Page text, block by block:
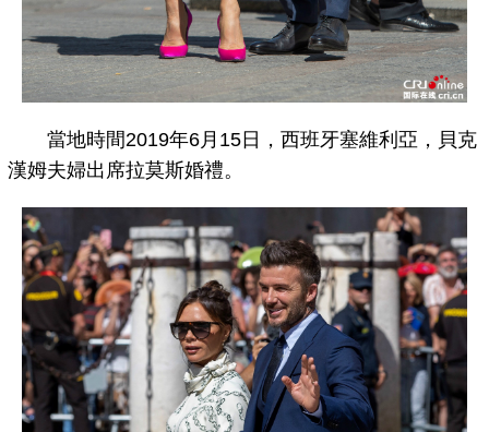
當地時間2019年6月15日，西班牙塞維利亞，貝克
漢姆夫婦出席拉莫斯婚禮。